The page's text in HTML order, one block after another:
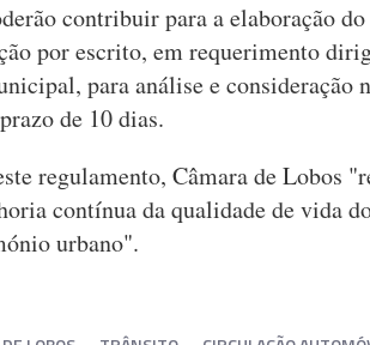
contribuir para a elaboração
por escrito, em requerimento
para análise e consideração
de 10 dias.
regulamento, Câmara de Lobos
contínua da qualidade de vida
urbano".